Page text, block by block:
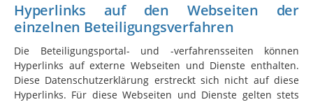
Hyperlinks auf den Webseiten der
einzelnen Beteiligungsverfahren
Die Beteiligungsportal- und -verfahrensseiten können
Hyperlinks auf externe Webseiten und Dienste enthalten.
Diese Datenschutzerklärung erstreckt sich nicht auf diese
Hyperlinks. Für diese Webseiten und Dienste gelten stets